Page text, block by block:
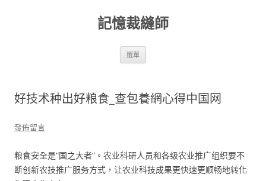
記憶裁縫師
選單
好技术种出好粮食_查包養網心得中国网
發佈留言
粮食安全是“国之大者”。农业科研人员和各级农业推广组织要不
断创新农技推广服务方式，让农业科技成果更快速更顺畅地转化